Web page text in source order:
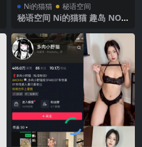
Ni的猫猫 秘语空间
秘语空间 Ni的猫猫 趣岛 NO.0
整版